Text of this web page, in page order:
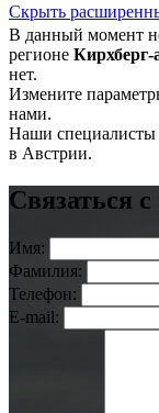
Скрыть
В данный момент
регионе Кирхберг-
нет.
Измените
нами.
Наши специалисты
в Австрии.
Связаться
Имя:
Фамилия:
Телефон:
E-mail: